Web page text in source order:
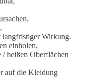
langfristiger Wirkung.
einholen,
heißen Oberflächen
auf die Kleidung